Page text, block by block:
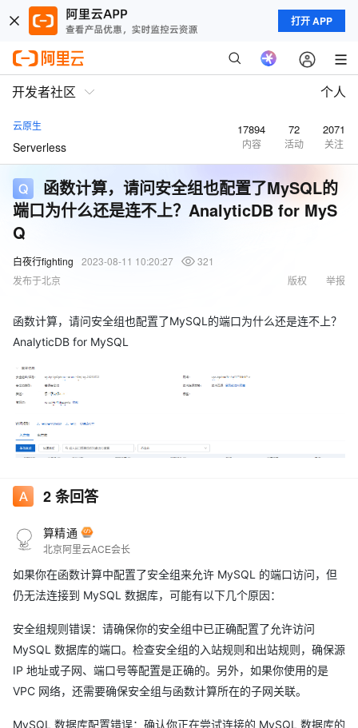
打开 APP
开发者社区 个人
云原生
Serverless
17894
内容
72
活动
2071
关注
函数计算，请问安全组也配置了MySQL的
端口为什么还是连不上？AnalyticDB for MyS
Q
白夜行fighting 2023-08-11 10:20:27
321
发布于北京
举报
版权
函数计算，请问安全组也配置了MySQL的端口为什么还是连不上？
AnalyticDB for MySQL
2条回答
算精通
北京阿里云ACE会长
如果你在函数计算中配置了安全组来允许 MySQL 的端口访问，但
仍无法连接到 MySQL 数据库，可能有以下几个原因：
安全组规则错误：请确保你的安全组中已正确配置了允许访问
MySQL 数据库的端口。检查安全组的入站规则和出站规则，确保源
IP 地址或子网、端口号等配置是正确的。另外，如果你使用的是
VPC 网络，还需要确保安全组与函数计算所在的子网关联。
MySQL 数据库配置错误：确认你正在尝试连接的 MySQL 数据库的